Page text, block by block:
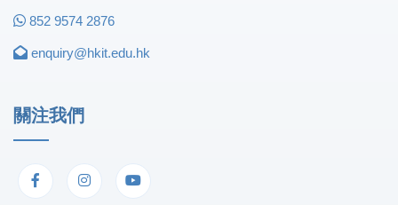
852 9574 2876
enquiry@hkit.edu.hk
關注我們